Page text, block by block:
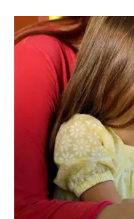
決算
LLY（
MRK
BMY
決算